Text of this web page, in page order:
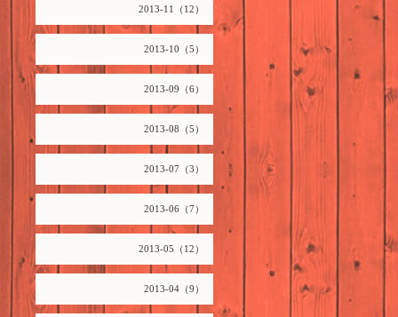
2013-11（12）
2013-10（5）
2013-09（6）
2013-08（5）
2013-07（3）
2013-06（7）
2013-05（12）
2013-04（9）